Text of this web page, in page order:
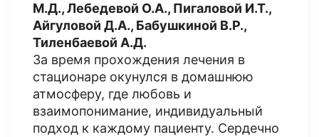
М.Д., Лебедевой О.А., Пигаловой И.Т.,
Айгуловой Д.А., Бабушкиной В.Р.,
Тиленбаевой А.Д.
За время прохождения лечения в
стационаре окунулся в домашнюю
атмосферу, где любовь и
взаимопонимание, индивидуальный
подход к каждому пациенту. Сердечно